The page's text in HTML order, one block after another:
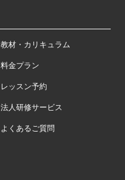
教材・カリキュラム
料金プラン
レッスン予約
法人研修サービス
よくあるご質問